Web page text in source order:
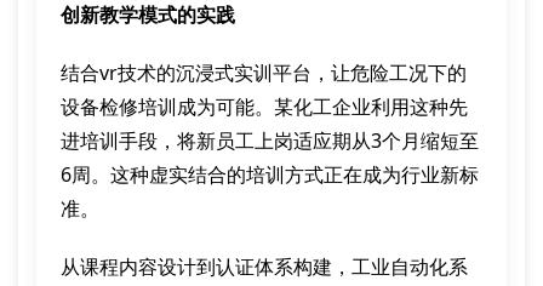
创新教学模式的实践
结合vr技术的沉浸式实训平台，让危险工况下的
设备检修培训成为可能。某化工企业利用这种先
进培训手段，将新员工上岗适应期从3个月缩短至
6周。这种虚实结合的培训方式正在成为行业新标
准。
从课程内容设计到认证体系构建，工业自动化系